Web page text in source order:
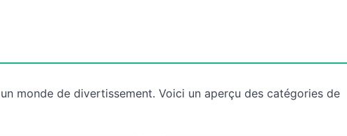
monde de divertissement. Voici un aperçu des catégories de